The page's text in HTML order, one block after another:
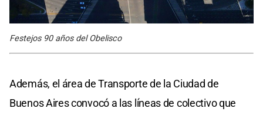
Festejos 90 años del Obelisco
Además, el área de Transporte de la Ciudad de
Buenos Aires convocó a las líneas de colectivo que